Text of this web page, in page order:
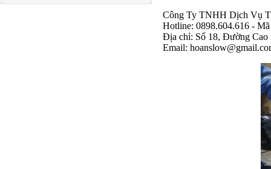
Công Ty TNHH Dịch Vụ
Hotline: 0898.604.616 -
Địa chỉ: Số 18, Đường Cao
Email: